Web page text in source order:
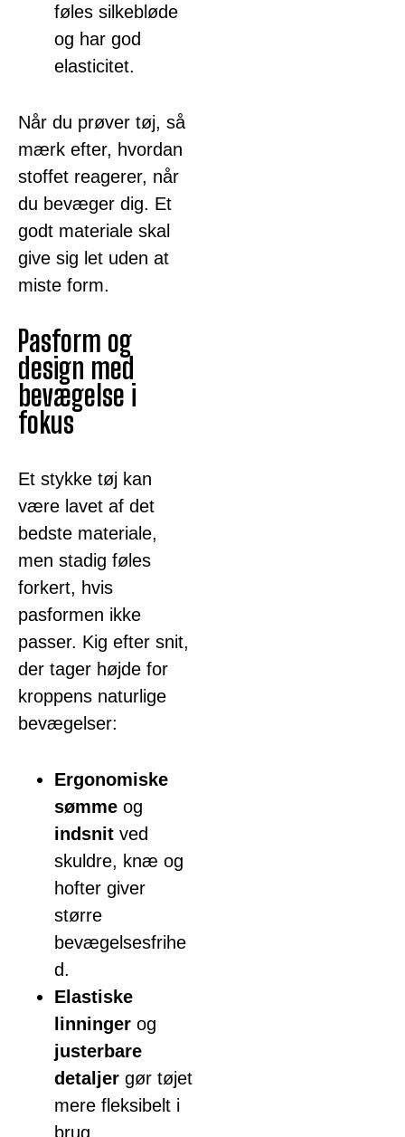
føles silkebløde
og har god
elasticitet.
Når du prøver tøj, så
mærk efter, hvordan
stoffet reagerer, når
du bevæger dig. Et
godt materiale skal
give sig let uden at
miste form.
Pasform og
design med
bevægelse i
fokus
Et stykke tøj kan
være lavet af det
bedste materiale,
men stadig føles
forkert, hvis
pasformen ikke
passer. Kig efter snit,
der tager højde for
kroppens naturlige
bevægelser:
Ergonomiske
sømme og
indsnit ved
skuldre, knæ og
hofter giver
større
bevægelsesfrihe
d.
Elastiske
linninger og
justerbare
detaljer gør tøjet
mere fleksibelt i
brug.